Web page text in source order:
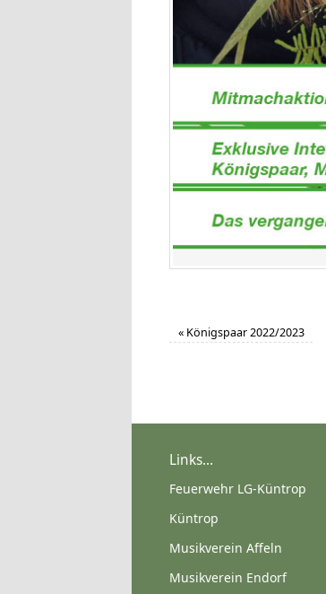
«Königspaar 2022/2023
Links...
Feuerwehr LG-Küntrop
Küntrop
Musikverein Affeln
Musikverein Endorf